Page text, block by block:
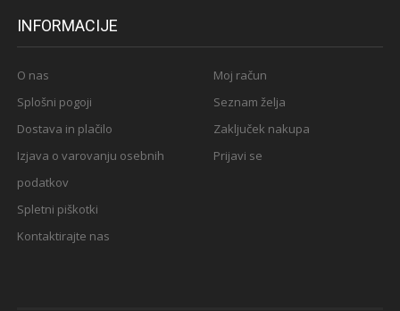
INFORMACIJE
O nas
Splošni pogoji
Dostava in plačilo
Izjava o varovanju osebnih
podatkov
Spletni piškotki
Kontaktirajte nas
Moj račun
Seznam želja
Zaključek nakupa
Prijavi se